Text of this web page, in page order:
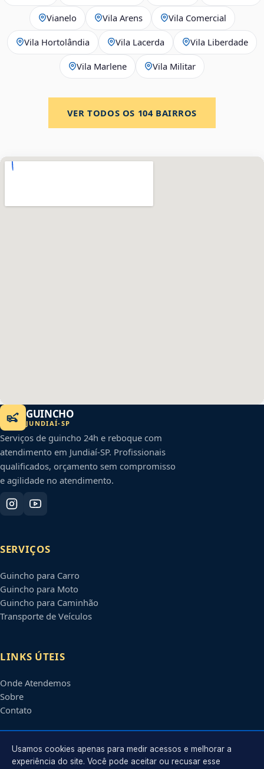
Vianelo Vila Arens Vila Comercial
Vila Hortolândia Vila Lacerda Vila Liberdade
Vila Marlene Vila Militar
VER TODOS OS 104BAIRROS
GUINCHO
JUNDIAÍ-SP
Serviços de guincho 24h e reboque com
atendimento em Jundiaí-SP. Profissionais
qualificados, orçamento sem compromisso
e agilidade no atendimento.
SERVIÇOS
Guincho para Carro
Guincho para Moto
Guincho para Caminhão
Transporte de Veículos
LINKS ÚTEIS
Onde Atendemos
Sobre
Contato
CONTATO
Usamos cookies apenas para medir acessos e melhorar a
experiência do site. Você pode aceitar ou recusar esse